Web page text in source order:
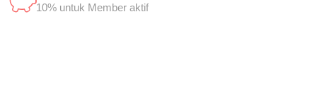
10% untuk Member aktif